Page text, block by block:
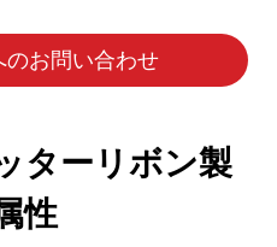
お問い合わせ
ターリボン製
性